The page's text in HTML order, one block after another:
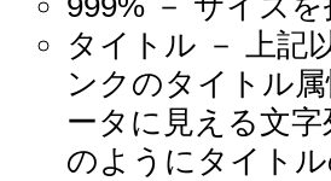
タイトル － 上記
ンクのタイトル
ータに見える文
のようにタイト